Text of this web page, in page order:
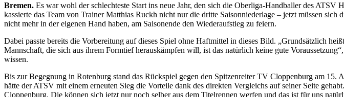
Bremen. Es war wohl der schlechteste Start ins neue Jahr, den sich die Oberliga-Handballer des
kassierte das Team von Trainer Matthias Ruckh nicht nur die dritte Saisonniederlage – jetzt müssen
nicht mehr in der eigenen Hand haben, am Saisonende den Wiederaufstieg zu feiern.
Dabei passte bereits die Vorbereitung auf dieses Spiel ohne Haftmittel in dieses Bild. „Grundsätzlich
Mannschaft, die sich aus ihrem Formtief herauskämpfen will, ist das natürlich keine gute
wissen.
Bis zur Begegnung in Rotenburg stand das Rückspiel gegen den Spitzenreiter TV Cloppenburg am
hätte der ATSV mit einem erneuten Sieg die Vorteile dank des direkten Vergleichs auf seiner Seite
Cloppenburg. Die können sich jetzt nur noch selber aus dem Titelrennen werfen und das ist für uns